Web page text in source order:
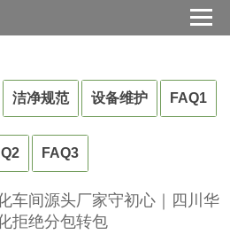
洁净规范 设备维护 FAQ1
FAQ3
车间源头厂家守初心｜四川华
拒绝分包转包